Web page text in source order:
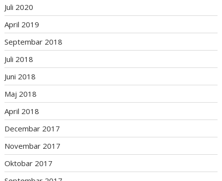
Juli 2020
April 2019
Septembar 2018
Juli 2018
Juni 2018
Maj 2018
April 2018
Decembar 2017
Novembar 2017
Oktobar 2017